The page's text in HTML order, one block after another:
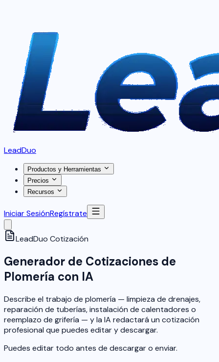
LeadDuo
Productos y Herramientas
Precios
Recursos
Iniciar SesiónRegístrate
LeadDuo Cotización
Generador de Cotizaciones de
Plomería con IA
Describe el trabajo de plomería — limpieza de drenajes,
reparación de tuberías, instalación de calentadores o
reemplazo de grifería — y la IA redactará un cotización
profesional que puedes editar y descargar.
Puedes editar todo antes de descargar o enviar.